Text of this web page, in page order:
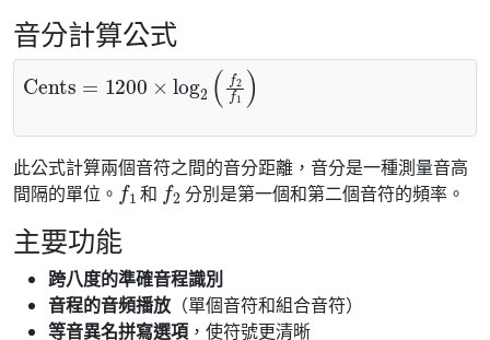
音分計算公式
Cents log 2f 1
此公式計算兩個音符之間的音分距離，音分是一種測量音高
間隔的單位。
f1
和
f2
分別是第一個和第二個音符的頻率。
主要功能
跨八度的準確音程識別
音程的音頻播放 （單個音符和組合音符）
等音異名拼寫選項 ，使符號更清晰